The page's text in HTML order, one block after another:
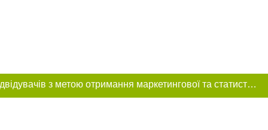
Цей сайт використовує «cookies». Також веб-сайт використовує інтернет-сервіс для збору технічних даних стосовно відвідувачів з метою отримання маркетингової та статистичної інформації. Умови обробки даних відвідувачів сайту див.